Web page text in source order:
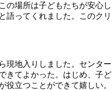
の場所は子どもたちが安心
語ってくれました。このク
現地入りしました。センタ
きてよかった。はじめ、子
立つことができて嬉しい